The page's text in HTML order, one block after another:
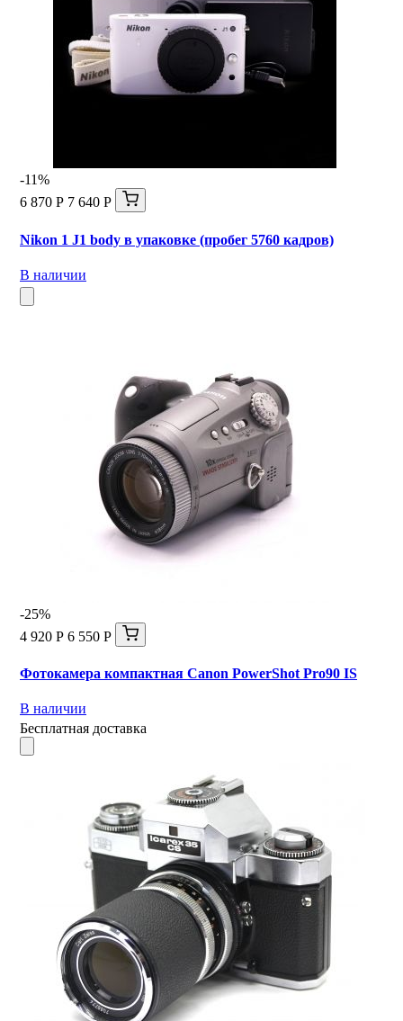
-11%
6 870 Р 7 640 Р
Nikon 1 J1 body в упаковке (пробег 5760 кадров)
В наличии
-25%
4 920 Р 6 550 Р
Фотокамера компактная Canon PowerShot Pro90 IS
В наличии
Бесплатная доставка